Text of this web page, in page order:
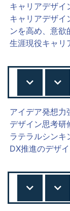
キャリアデザイ
キャリアデザイ
ンを高め、意欲
生涯現役キャリ
アイデア発想力
デザイン思考研
ラテラルシンキ
DX推進のデザ